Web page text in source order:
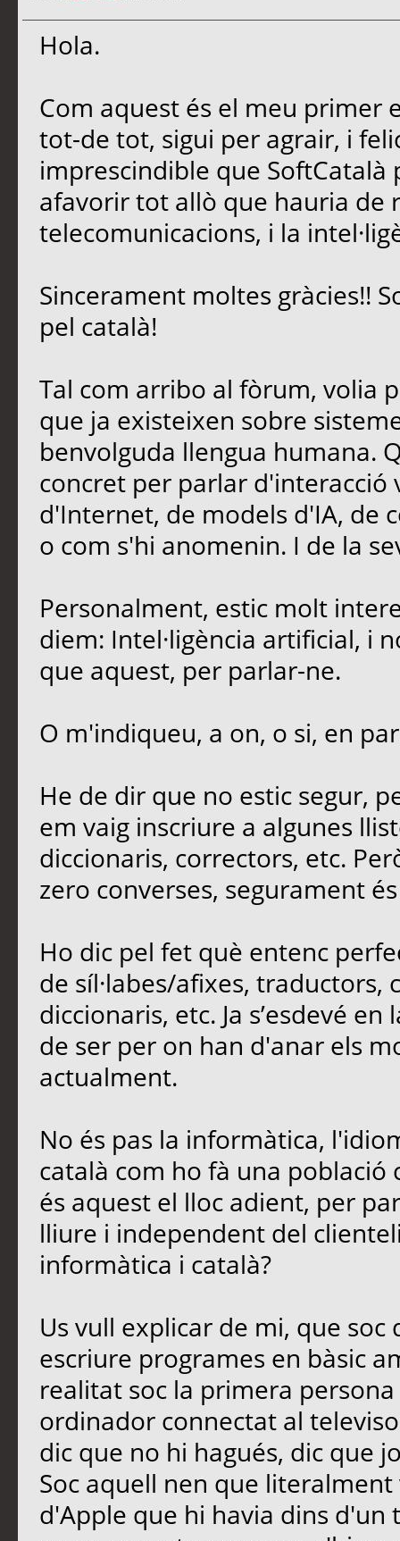
Hola.
Com aquest és el meu primer
tot-de tot, sigui per agrair, i
imprescindible que SoftCatalà
afavorir tot allò que hauria de
telecomunicacions, i la
Sincerament moltes gràcies!!
pel català!
Tal com arribo al fòrum, volia
que ja existeixen sobre
benvolguda llengua humana.
concret per parlar d'interacció
d'Internet, de models d'IA, de
o com s'hi anomenin. I de la
Personalment, estic molt
diem: Intel·ligència artificial, i
que aquest, per parlar-ne.
O m'indiqueu, a on, o si, en
He de dir que no estic segur,
em vaig inscriure a algunes
diccionaris, correctors, etc.
zero converses, segurament
Ho dic pel fet què entenc
de síl·labes/afixes, traductors,
diccionaris, etc. Ja s’esdevé
de ser per on han d'anar els
actualment.
No és pas la informàtica,
català com ho fà una població
és aquest el lloc adient, per
lliure i independent del
informàtica i català?
Us vull explicar de mi, que
escriure programes en bàsic
realitat soc la primera
ordinador connectat al
dic que no hi hagués, dic que
Soc aquell nen que
d'Apple que hi havia dins